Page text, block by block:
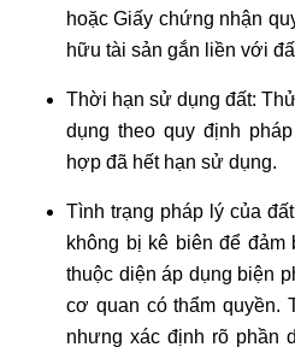
hoặc Giấy chứng nhận
hữu tài sản gắn liền với
Thời hạn sử dụng đất:
dụng theo quy định
hợp đã hết hạn sử dụng.
Tình trạng pháp lý của
không bị kê biên để đảm
thuộc diện áp dụng biện
cơ quan có thẩm quyền.
nhưng xác định rõ phần